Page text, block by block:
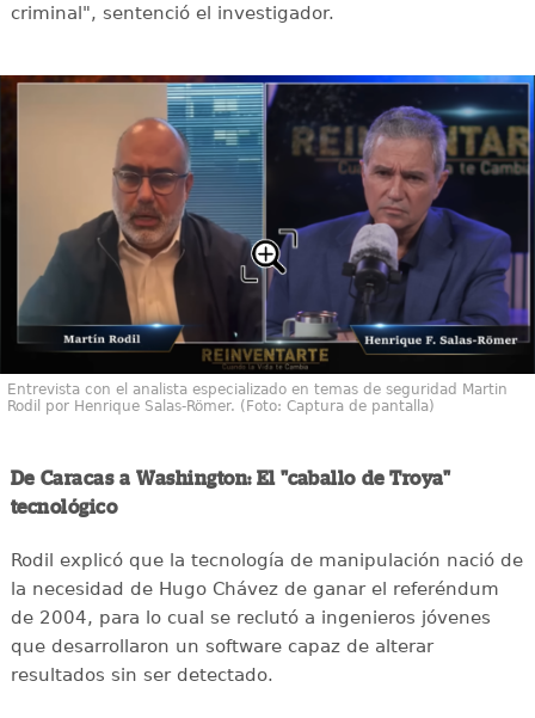
criminal", sentenció el investigador.
Entrevista con el analista especializado en temas de seguridad Martin
Rodil por Henrique Salas-Römer. (Foto: Captura de pantalla)
De Caracas a Washington: El "caballo de Troya"
tecnológico
Rodil explicó que la tecnología de manipulación nació de
la necesidad de Hugo Chávez de ganar el referéndum
de 2004, para lo cual se reclutó a ingenieros jóvenes
que desarrollaron un software capaz de alterar
resultados sin ser detectado.